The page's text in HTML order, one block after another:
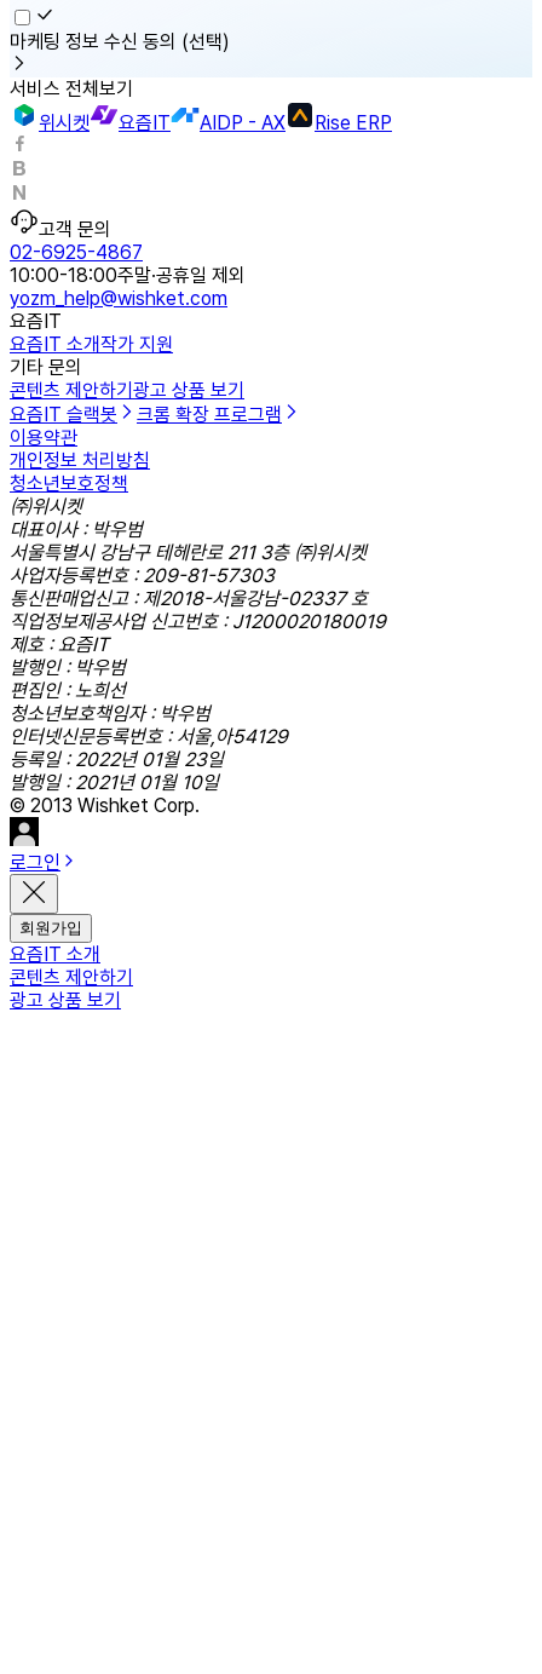
마케팅 정보 수신 동의 (선택)
서비스 전체보기
위시켓
요즘IT AIDP - AX Rise ERP
고객 문의
02-6925-4867
10:00-18:00주말·공휴일 제외
yozm_help@wishket.com
요즘IT
요즘IT 소개작가 지원
기타 문의
콘텐츠 제안하기 광고 상품 보기
요즘IT 슬랙봇
크롬 확장 프로그램
이용약관
개인정보 처리방침
청소년보호정책
㈜위시켓
대표이사 : 박우범
서울특별시 강남구 테헤란로 211 3층 ㈜위시켓
사업자등록번호 : 209-81-57303
통신판매업신고 : 제2018-서울강남-02337 호
직업정보제공사업 신고번호 : J1200020180019
제호 : 요즘IT
발행인 : 박우범
편집인 : 노희선
청소년보호책임자 : 박우범
인터넷신문등록번호 : 서울,아54129
등록일 : 2022년 01월 23일
발행일 : 2021년 01월 10일
© 2013 Wishket Corp.
로그인
회원가입
요즘IT 소개
콘텐츠 제안하기
광고 상품 보기